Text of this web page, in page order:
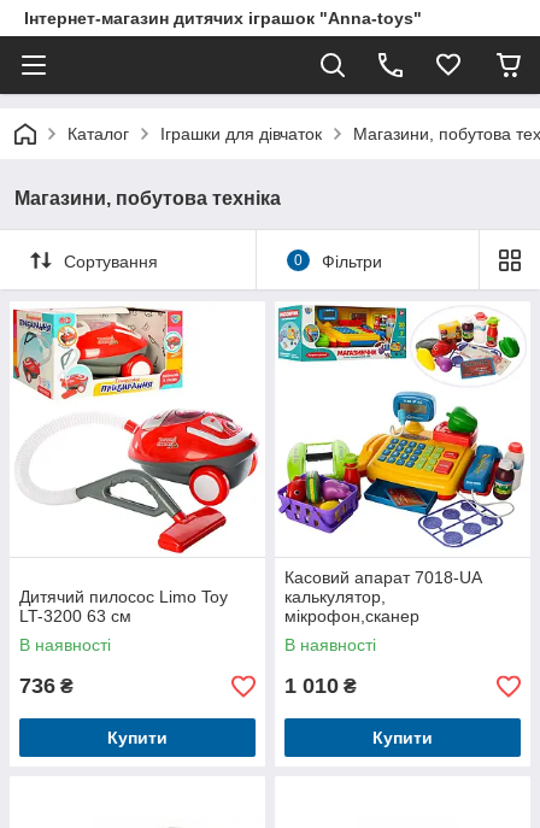
Інтернет-магазин дитячих іграшок "Anna-toys"
Каталог Іграшки для дівчаток Магазини, побутова
Магазини, побутова техніка
Сортування 0 Фільтри
Дитячий пилосос Limo Toy
LT-3200 63 см
В наявності
736 ₴
Купити
Касовий апарат 7018-UA
калькулятор,
мікрофон,сканер
В наявності
1 010 ₴
Купити